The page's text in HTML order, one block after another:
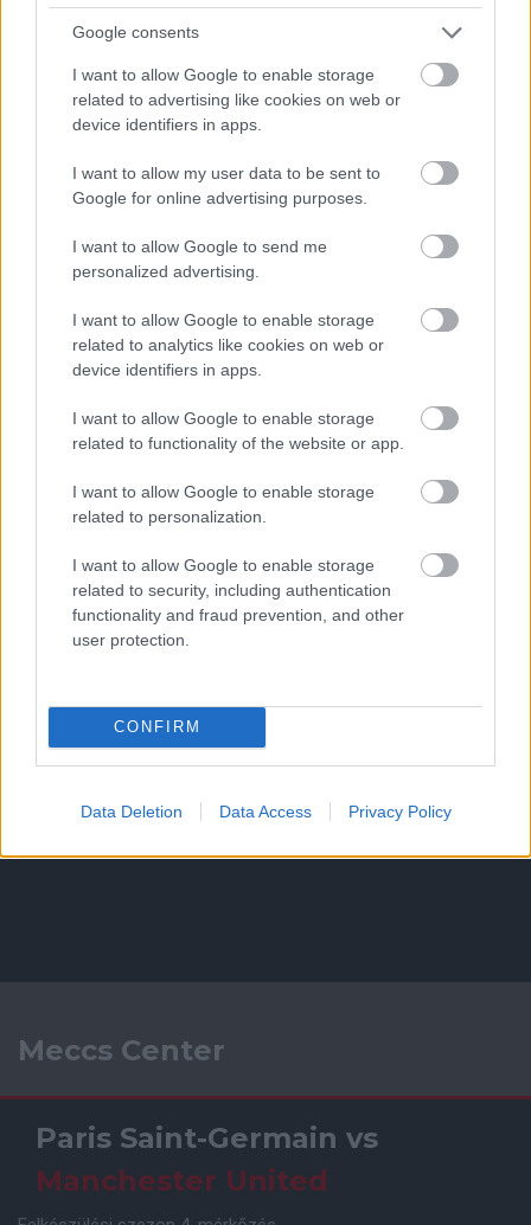
Google consents
I want to allow Google to enable storage
related to advertising like cookies on web or
device identifiers in apps.
I want to allow my user data to be sent to
Google for online advertising purposes.
I want to allow Google to send me
personalized advertising.
I want to allow Google to enable storage
related to analytics like cookies on web or
device identifiers in apps.
I want to allow Google to enable storage
related to functionality of the website or app.
I want to allow Google to enable storage
related to personalization.
I want to allow Google to enable storage
related to security, including authentication
functionality and fraud prevention, and other
user protection.
CONFIRM
Data Deletion Data Access Privacy Policy
Meccs Center
Paris Saint-Germain vs
Manchester United